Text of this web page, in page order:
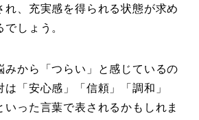
れ、充実感を得られる状態が求め
しょう。
みから「つらい」と感じているの
「安心感」「信頼」「調和」
いった言葉で表されるかもしれま